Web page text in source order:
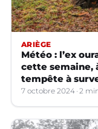
ARIÈGE
Météo : l’ex
cette semaine,
tempête à
7 octobre 2024 2